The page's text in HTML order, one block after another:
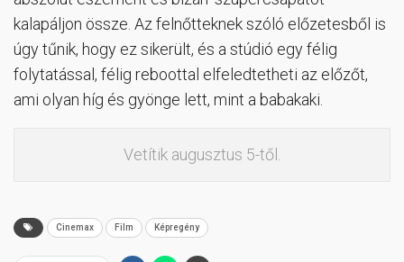
kalapáljon össze. Az felnőtteknek szóló előzetesből is
úgy tűnik, hogy ez sikerült, és a stúdió egy félig
folytatással, félig reboottal elfeledtetheti az előzőt,
ami olyan híg és gyönge lett, mint a babakaki.
Vetítik augusztus 5-től.
Cinemax Film Képregény